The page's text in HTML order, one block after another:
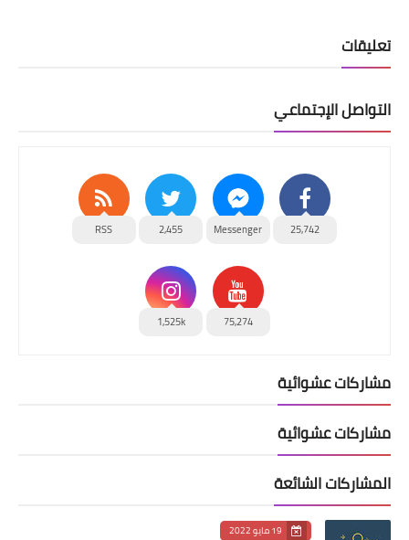
تعليقات
التواصل الإجتماعي
25,742
Messenger
2,455
RSS
75,274
1,525k
مشاركات عشوائية
مشاركات عشوائية
المشاركات الشائعة
19 مايو 2022